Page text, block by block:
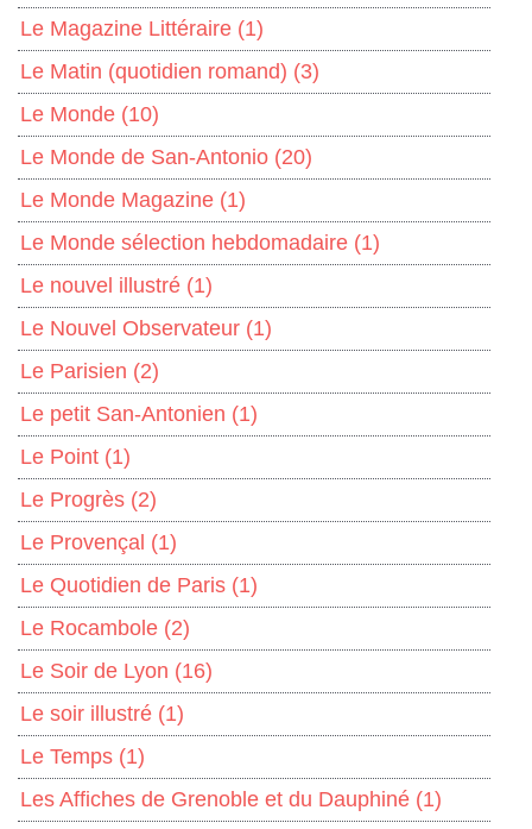
Le Magazine Littéraire (1)
Le Matin (quotidien romand) (3)
Le Monde (10)
Le Monde de San-Antonio (20)
Le Monde Magazine (1)
Le Monde sélection hebdomadaire (1)
Le nouvel illustré (1)
Le Nouvel Observateur (1)
Le Parisien (2)
Le petit San-Antonien (1)
Le Point (1)
Le Progrès (2)
Le Provençal (1)
Le Quotidien de Paris (1)
Le Rocambole (2)
Le Soir de Lyon (16)
Le soir illustré (1)
Le Temps (1)
Les Affiches de Grenoble et du Dauphiné (1)